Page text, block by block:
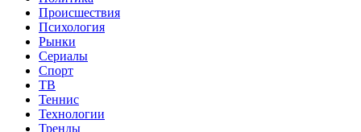
Происшествия
Психология
Рынки
Сериалы
Спорт
ТВ
Теннис
Технологии
Тренды